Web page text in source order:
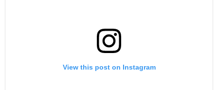
View this post on Instagram